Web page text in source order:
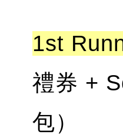
1st
禮券 +
包）